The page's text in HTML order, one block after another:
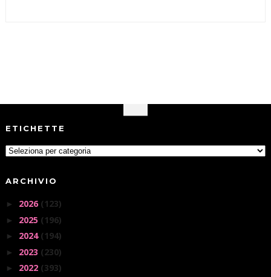
ETICHETTE
ARCHIVIO
► 2026 (123)
► 2025 (196)
► 2024 (194)
► 2023 (230)
► 2022 (393)